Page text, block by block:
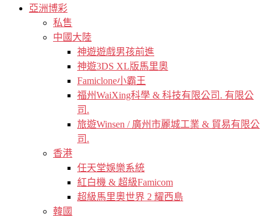
亞洲博彩
私售
中國大陸
神遊遊戲男孩前進
神遊3DS XL版馬里奧
Famiclone小霸王
福州WaiXing科學 & 科技有限公司. 有限公
司.
旅遊Winsen / 廣州市麗城工業 & 貿易有限公
司.
香港
任天堂娛樂系統
紅白機 & 超級Famicom
超級馬里奧世界 2 耀西島
韓國